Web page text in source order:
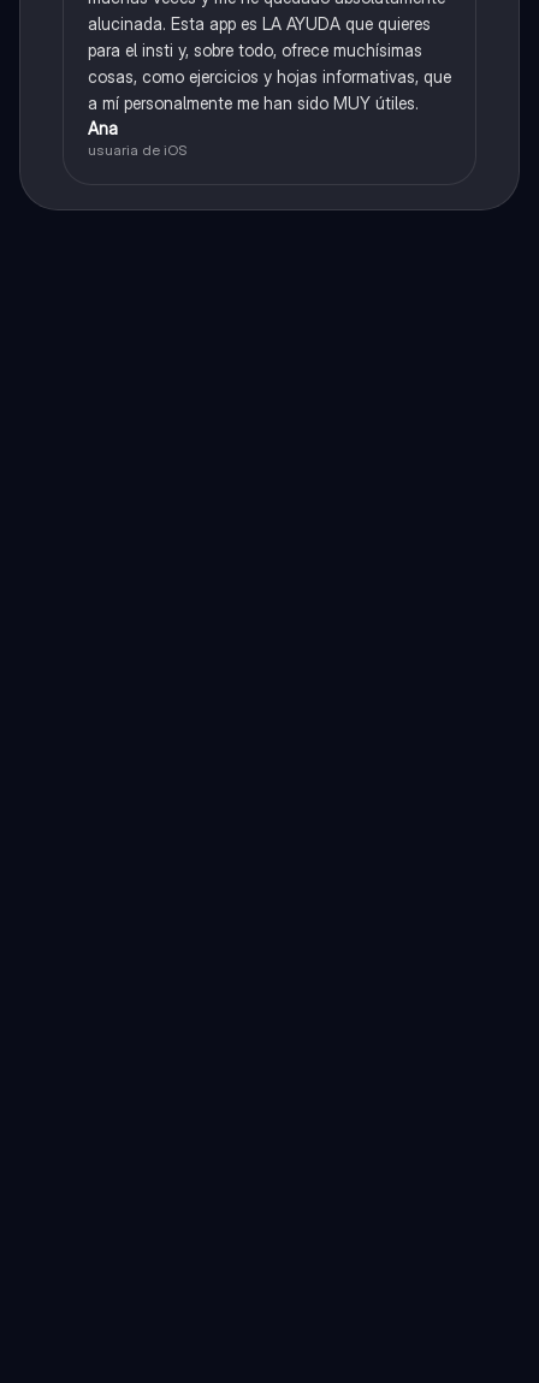
alucinada. Esta app es LA AYUDA que quieres
para el insti y, sobre todo, ofrece muchísimas
cosas, como ejercicios y hojas informativas, que
a mí personalmente me han sido MUY útiles.
Ana
usuaria de iOS